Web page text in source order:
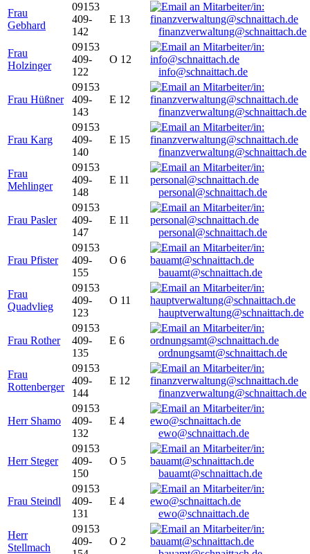
Frau
Gebhard
09153
409-
142
E 13
finanzverwaltung@schnaittach.de
Frau
Holzinger
09153
409-
122
O 12
info@schnaittach.de
Frau Hüßner
09153
409-
143
E 12
finanzverwaltung@schnaittach.de
Frau Karg
09153
409-
140
E 15
finanzverwaltung@schnaittach.de
Frau
Mehlinger
09153
409-
148
E 11
personal@schnaittach.de
Frau Pasler
09153
409-
147
E 11
personal@schnaittach.de
Frau Pfister
09153
409-
155
O 6
bauamt@schnaittach.de
Frau
Quadvlieg
09153
409-
123
O 11
hauptverwaltung@schnaittach.de
Frau Rother
09153
409-
135
E 6
ordnungsamt@schnaittach.de
Frau
Rottenberger
09153
409-
144
E 12
finanzverwaltung@schnaittach.de
Herr Shamo
09153
409-
132
E 4
ewo@schnaittach.de
Herr Steger
09153
409-
150
O 5
bauamt@schnaittach.de
Frau Steindl
09153
409-
131
E 4
ewo@schnaittach.de
Herr
Stellmach
09153
409-
O 2